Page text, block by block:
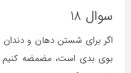
سوال 18
اگر برای شستن دهان و
بوی بدی است، مضمضه کنیم و